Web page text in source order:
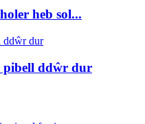
heb sol...
pibell ddŵr dur